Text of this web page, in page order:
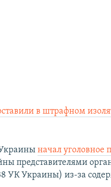
в штрафном
Украиныначал уголовное
представителями
УК Украины) из-за